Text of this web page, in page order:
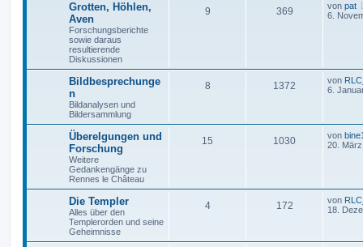
Grotten, Höhlen,
Aven
Forschungsberichte
sowie daraus
resultierende
Diskussionen
9 369 von pat
6.
Bildbesprechunge
n
Bildanalysen und
Bildersammlung
8 1372 von
6.
Überelgungen und
Forschung
Weitere
Gedankengänge zu
Rennes le Château
15 1030 von
20.
Die Templer
Alles über den
Templerorden und seine
Geheimnisse
4 172 von
18.